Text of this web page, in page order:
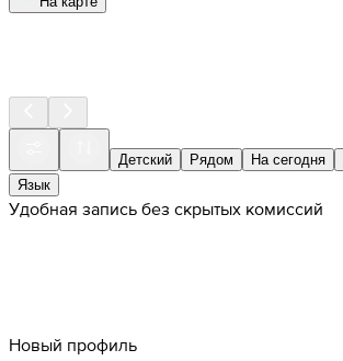
Детский Рядом На сегодня
Язык
Удобная запись без скрытых комиссий
Новый профиль